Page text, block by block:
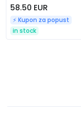
58.50 EUR
⚡️ Kupon za popust
in stock